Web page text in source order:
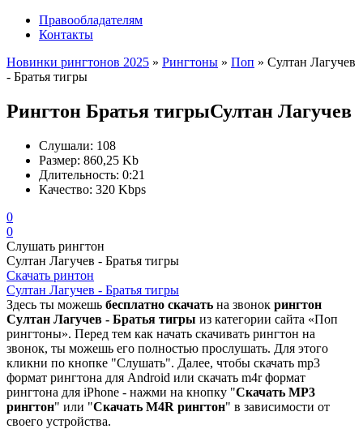
Правообладателям
Контакты
Новинки рингтонов 2025 » Рингтоны » Поп » Султан Лагучев
- Братья тигры
Рингтон Братья тигрыСултан Лагучев
Слушали: 108
Размер: 860,25 Kb
Длительность: 0:21
Качество: 320 Kbps
0
0
Слушать рингтон
Султан Лагучев - Братья тигры
Скачать ринтон
Султан Лагучев - Братья тигры
Здесь ты можешь бесплатно скачать на звонок рингтон
Султан Лагучев - Братья тигры из категории сайта «Поп
рингтоны». Перед тем как начать скачивать рингтон на
звонок, ты можешь его полностью прослушать. Для этого
кликни по кнопке "Слушать". Далее, чтобы скачать mp3
формат рингтона для Android или скачать m4r формат
рингтона для iPhone - нажми на кнопку "Скачать MP3
рингтон" или "Скачать M4R рингтон" в зависимости от
своего устройства.